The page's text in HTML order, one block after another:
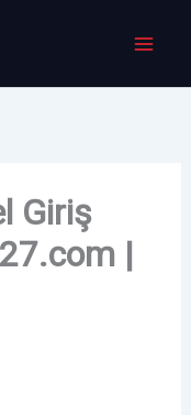
Giriş
|